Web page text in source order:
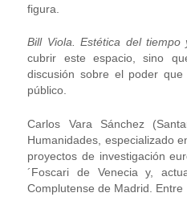
figura.
Bill Viola. Estética del tiempo
cubrir este espacio, sino
discusión sobre el poder
público.
Carlos Vara Sánchez
Humanidades, especializado
proyectos de investigación
´Foscari de Venecia y,
Complutense de Madrid.